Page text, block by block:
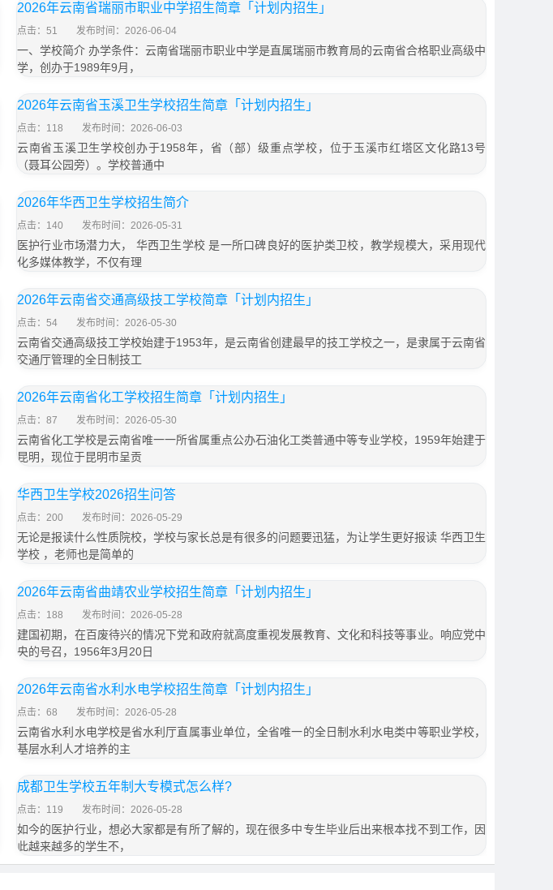
2026年云南省瑞丽市职业中学招生简章「计划内招生」
点击：51 发布时间：2026-06-04
一、学校简介 办学条件：云南省瑞丽市职业中学是直属瑞丽市教育局的云南省合格职业高级中
学，创办于1989年9月，
2026年云南省玉溪卫生学校招生简章「计划内招生」
点击：118 发布时间：2026-06-03
云南省玉溪卫生学校创办于1958年，省（部）级重点学校，位于玉溪市红塔区文化路13号
（聂耳公园旁）。学校普通中
2026年华西卫生学校招生简介
点击：140 发布时间：2026-05-31
医护行业市场潜力大， 华西卫生学校 是一所口碑良好的医护类卫校，教学规模大，采用现代
化多媒体教学，不仅有理
2026年云南省交通高级技工学校简章「计划内招生」
点击：54 发布时间：2026-05-30
云南省交通高级技工学校始建于1953年，是云南省创建最早的技工学校之一，是隶属于云南省
交通厅管理的全日制技工
2026年云南省化工学校招生简章「计划内招生」
点击：87 发布时间：2026-05-30
云南省化工学校是云南省唯一一所省属重点公办石油化工类普通中等专业学校，1959年始建于
昆明，现位于昆明市呈贡
华西卫生学校2026招生问答
点击：200 发布时间：2026-05-29
无论是报读什么性质院校，学校与家长总是有很多的问题要迅猛，为让学生更好报读 华西卫生
学校 ，老师也是简单的
2026年云南省曲靖农业学校招生简章「计划内招生」
点击：188 发布时间：2026-05-28
建国初期，在百废待兴的情况下党和政府就高度重视发展教育、文化和科技等事业。响应党中
央的号召，1956年3月20日
2026年云南省水利水电学校招生简章「计划内招生」
点击：68 发布时间：2026-05-28
云南省水利水电学校是省水利厅直属事业单位，全省唯一的全日制水利水电类中等职业学校，
基层水利人才培养的主
成都卫生学校五年制大专模式怎么样?
点击：119 发布时间：2026-05-28
如今的医护行业，想必大家都是有所了解的，现在很多中专生毕业后出来根本找不到工作，因
此越来越多的学生不，